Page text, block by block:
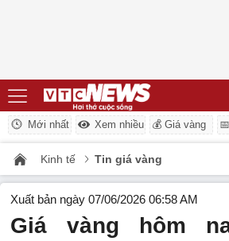
Mới nhất Xem nhiều 💰 Giá vàng
Kinh tế Tin giá vàng
Xuất bản ngày 07/06/2026 06:58 AM
Giá vàng hôm